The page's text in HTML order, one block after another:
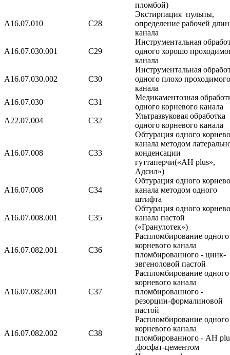
пломбой)
A16.07.010 С28
Экстирпация пульпы,
определение рабочей
канала
А16.07.030.001 С29
Инструментальная
одного хорошо
канала
А16.07.030.002 С30
Инструментальная
одного плохо проходимого
канала
A16.07.030
С31
Медикаментозная
одного корневого канала
A22.07.004
С32
Ультразвуковая обработка
одного корневого канала
А16.07.008 С33
Обтурация одного
канала методом
конденсации
гуттаперчи(«AH plus»,
Адсил»)
A16.07.008 С34
Обтурация одного
канала методом одного
штифта
А16.07.008.001 С35
Обтурация одного
канала пастой
(«Гранулотек»)
А16.07.082.001 С36
Распломбирование одного
корневого канала
пломбированного - цинк-
эвгеноловой пастой
А16.07.082.001 С37
Распломбирование одного
корневого канала
пломбированного -
резорцин-формалиновой
пастой
A16.07.082.002 С38
Распломбирование одного
корневого канала
пломбированного - АН
,фосфат-цементом